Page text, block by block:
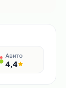
Авито
4,4